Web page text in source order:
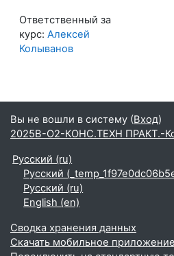
Ответственный за
курс: Алексей
Колыванов
Вы не вошли в систему (Вход)
2025В-О2-КОНС.ТЕХН ПРАКТ.-
Русский ‎(ru)‎
Русский
Русский ‎(ru)‎
English ‎(en)‎
Сводка хранения данных
Скачать мобильное приложение